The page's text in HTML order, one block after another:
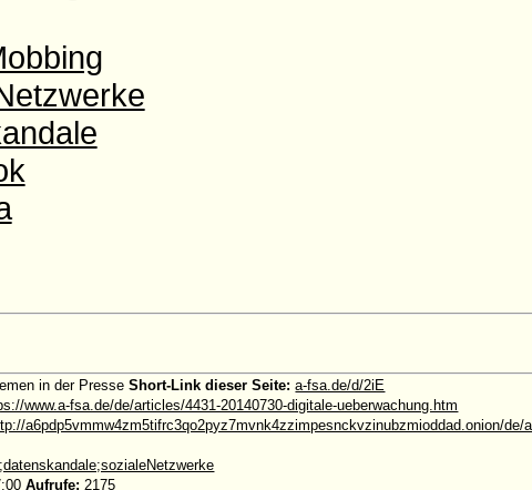
in der PresseShort-Link dieser Seite: a-fsa.de/d/2iE
www.a-fsa.de/de/articles/4431-20140730-digitale-ueberwachung.htm
a6pdp5vmmw4zm5tifrc3qo2pyz7mvnk4zzimpesnckvzinubzmioddad.onion/de/
Aufrufe: 2175